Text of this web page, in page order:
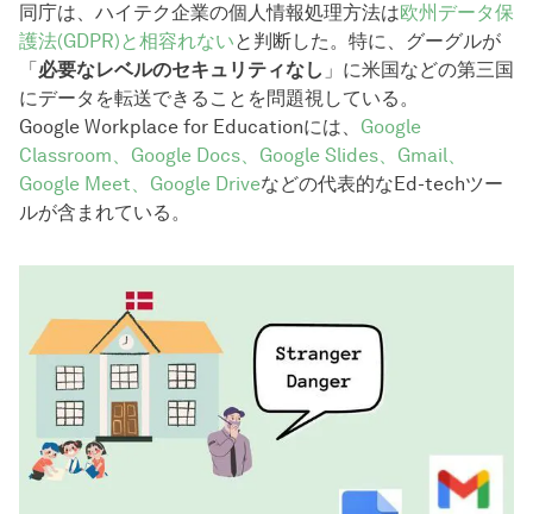
同庁は、ハイテク企業の個人情報処理方法は欧州データ保
護法(GDPR)と相容れないと判断した。特に、グーグルが
「必要なレベルのセキュリティなし 」に米国などの第三国
にデータを転送できることを問題視している。
Google Workplace for Educationには、 Google
Classroom、Google Docs、Google Slides、Gmail、
Google Meet、Google Driveなどの代表的なEd-techツー
ルが含まれている。